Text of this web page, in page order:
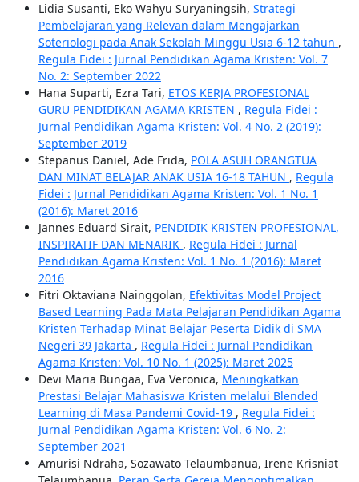
Lidia Susanti, Eko Wahyu Suryaningsih, Strategi
Pembelajaran yang Relevan dalam Mengajarkan
Soteriologi pada Anak Sekolah Minggu Usia 6-12 tahun ,
Regula Fidei : Jurnal Pendidikan Agama Kristen: Vol. 7
No. 2: September 2022
Hana Suparti, Ezra Tari, ETOS KERJA PROFESIONAL
GURU PENDIDIKAN AGAMA KRISTEN , Regula Fidei :
Jurnal Pendidikan Agama Kristen: Vol. 4 No. 2 (2019):
September 2019
Stepanus Daniel, Ade Frida, POLA ASUH ORANGTUA
DAN MINAT BELAJAR ANAK USIA 16-18 TAHUN , Regula
Fidei : Jurnal Pendidikan Agama Kristen: Vol. 1 No. 1
(2016): Maret 2016
Jannes Eduard Sirait, PENDIDIK KRISTEN PROFESIONAL,
INSPIRATIF DAN MENARIK , Regula Fidei : Jurnal
Pendidikan Agama Kristen: Vol. 1 No. 1 (2016): Maret
2016
Fitri Oktaviana Nainggolan, Efektivitas Model Project
Based Learning Pada Mata Pelajaran Pendidikan Agama
Kristen Terhadap Minat Belajar Peserta Didik di SMA
Negeri 39 Jakarta , Regula Fidei : Jurnal Pendidikan
Agama Kristen: Vol. 10 No. 1 (2025): Maret 2025
Devi Maria Bungaa, Eva Veronica, Meningkatkan
Prestasi Belajar Mahasiswa Kristen melalui Blended
Learning di Masa Pandemi Covid-19 , Regula Fidei :
Jurnal Pendidikan Agama Kristen: Vol. 6 No. 2:
September 2021
Amurisi Ndraha, Sozawato Telaumbanua, Irene Krisniat